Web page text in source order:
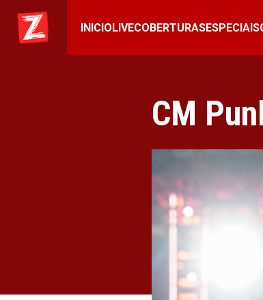
INICIOLIVECOBERTURASESPECIAIS
CM